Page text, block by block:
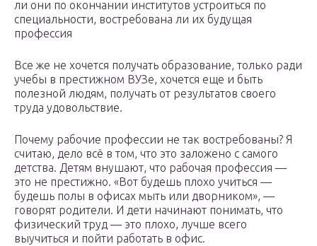
ли они по окончании институтов устроиться по
специальности, востребована ли их будущая
профессия
Все же не хочется получать образование, только ради
учебы в престижном ВУЗе, хочется еще и быть
полезной людям, получать от результатов своего
труда удовольствие.
Почему рабочие профессии не так востребованы? Я
считаю, дело всё в том, что это заложено с самого
детства. Детям внушают, что рабочая профессия —
это не престижно. «Вот будешь плохо учиться —
будешь полы в офисах мыть или дворником», —
говорят родители. И дети начинают понимать, что
физический труд — это плохо, лучше всего
выучиться и пойти работать в офис.